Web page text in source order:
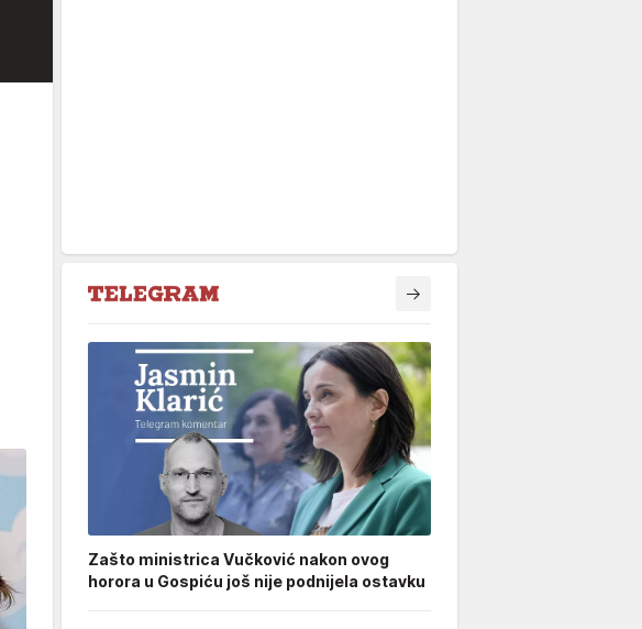
Zašto ministrica Vučković nakon ovog
horora u Gospiću još nije podnijela ostavku